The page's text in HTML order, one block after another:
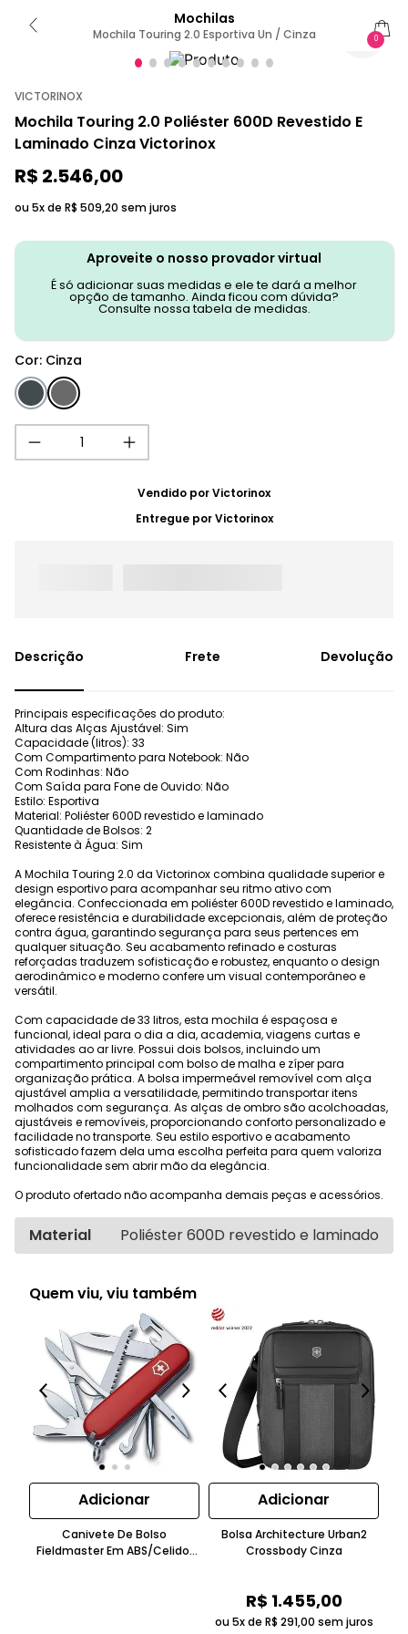
Mochilas
Mochila Touring 2.0 Esportiva Un / Cinza 0
VICTORINOX
Mochila Touring 2.0 Poliéster 600D Revestido E
Laminado Cinza Victorinox
R$ 2.546,00
ou 5x de R$ 509,20 sem juros
Aproveite o nosso provador virtual
É só adicionar suas medidas e ele te dará a melhor
opção de tamanho. Ainda ficou com dúvida?
Consulte nossa tabela de medidas.
Cor: Cinza
Vendido porVictorinox
Entregue porVictorinox
Frete Devolução
Principais especificações do produto:
Altura das Alças Ajustável: Sim
Capacidade (litros): 33
Com Compartimento para Notebook: Não
Com Rodinhas: Não
Com Saída para Fone de Ouvido: Não
Estilo: Esportiva
Material: Poliéster 600D revestido e laminado
Quantidade de Bolsos: 2
Resistente à Água: Sim
A Mochila Touring 2.0 da Victorinox combina qualidade superior e
design esportivo para acompanhar seu ritmo ativo com
elegância. Confeccionada em poliéster 600D revestido e laminado,
oferece resistência e durabilidade excepcionais, além de proteção
contra água, garantindo segurança para seus pertences em
qualquer situação. Seu acabamento refinado e costuras
reforçadas traduzem sofisticação e robustez, enquanto o design
aerodinâmico e moderno confere um visual contemporâneo e
versátil.
Com capacidade de 33 litros, esta mochila é espaçosa e
funcional, ideal para o dia a dia, academia, viagens curtas e
atividades ao ar livre. Possui dois bolsos, incluindo um
compartimento principal com bolso de malha e zíper para
organização prática. A bolsa impermeável removível com alça
ajustável amplia a versatilidade, permitindo transportar itens
molhados com segurança. As alças de ombro são acolchoadas,
ajustáveis e removíveis, proporcionando conforto personalizado e
facilidade no transporte. Seu estilo esportivo e acabamento
sofisticado fazem dela uma escolha perfeita para quem valoriza
funcionalidade sem abrir mão da elegância.
O produto ofertado não acompanha demais peças e acessórios.
Material Poliéster 600D revestido e laminado
Quem viu, viu também
Adicionar
Canivete De Bolso
Fieldmaster Em ABS/Celidor
Adicionar
Bolsa Architecture Urban2
Crossbody Cinza
R$ 1.455,00
ou 5x de R$ 291,00 sem juros